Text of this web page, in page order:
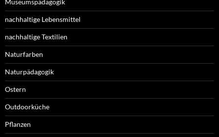
Museumspädagogik
nachhaltige Lebensmittel
nachhaltige Textilien
Naturfarben
Naturpädagogik
Ostern
Outdoorküche
Pflanzen